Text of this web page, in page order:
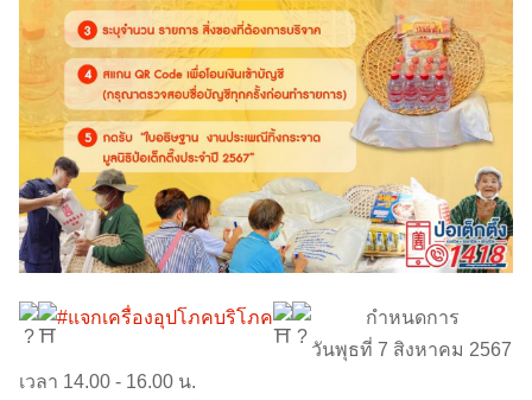
กำหนดการ
#แจกเครื่องอุปโภคบริโภค
วันพุธที่ 7 สิงหาคม 2567
เวลา 14.00 - 16.00 น.